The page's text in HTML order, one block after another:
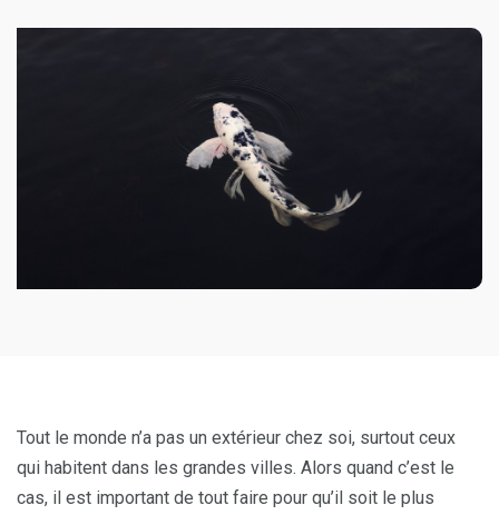
Tout le monde n’a pas un extérieur chez soi, surtout ceux
qui habitent dans les grandes villes. Alors quand c’est le
cas, il est important de tout faire pour qu’il soit le plus